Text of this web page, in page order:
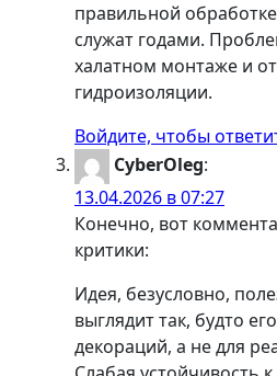
правильной
служат годами.
халатном монтаже и
гидроизоляции.
Войдите, чтобы
CyberOleg:
13.04.2026 в 07:27
Конечно, вот
критики:
Идея, безусловно,
выглядит так, будто
декораций, а не для